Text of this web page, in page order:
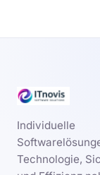
Individuelle
Technologie,